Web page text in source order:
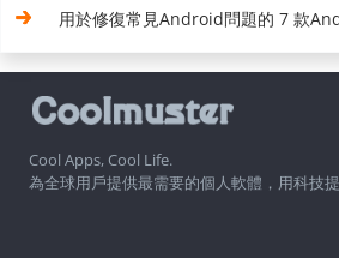
用於修復常見Android問題的 7 款
Cool Apps, Cool Life.
為全球用戶提供最需要的個人軟體，用科技提